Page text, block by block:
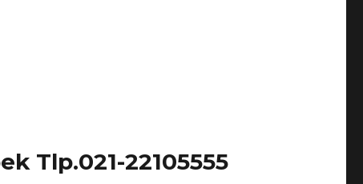
Tlp.021-22105555